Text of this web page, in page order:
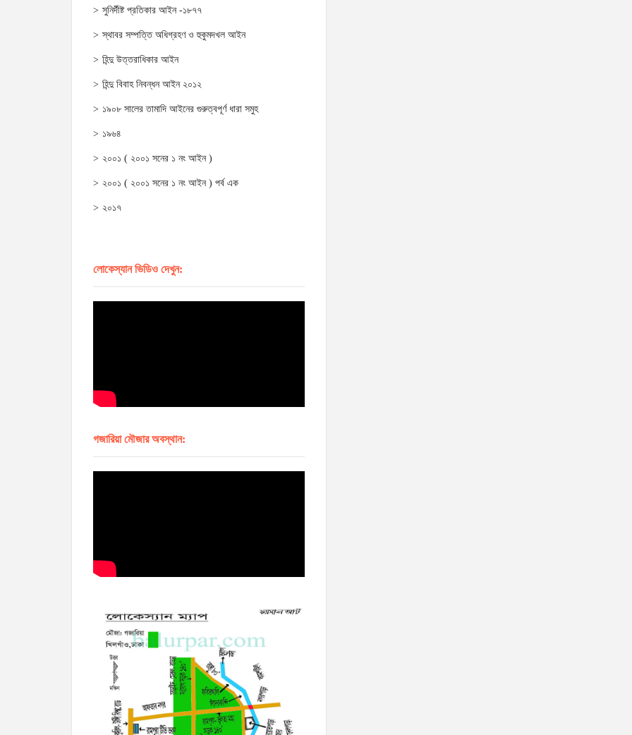
সুনির্দীষ্ট প্রতিকার আইন -১৮৭৭
স্থাবর সম্পত্তি অধিগ্রহণ ও হুকুমদখল আইন
হিন্দু উত্তরাধিকার আইন
হিন্দু বিবাহ নিবন্ধন আইন ২০১২
১৯০৮ সালের তামাদি আইনের গুরুত্বপূর্ণ ধারা সমুহ
১৯৬৪
২০০১ ( ২০০১ সনের ১ নং আইন )
২০০১ ( ২০০১ সনের ১ নং আইন ) পর্ব এক
২০১৭
লোকেস্যান ভিডিও দেখুন:
গজারিয়া মৌজার অবস্থান: